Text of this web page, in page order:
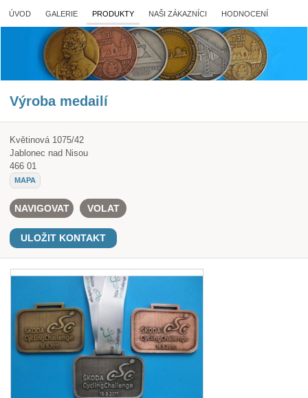
ÚVOD GALERIE PRODUKTY NAŠI ZÁKAZNÍCI HODNOCENÍ
Výroba medailí
Květinová 1075/42
Jablonec nad Nisou
466 01
MAPA
NAVIGOVAT VOLAT
ULOŽIT KONTAKT